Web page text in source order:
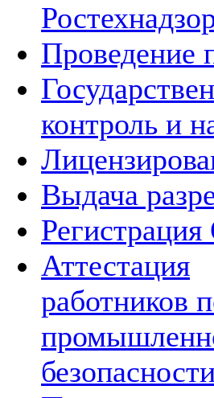
Проведение
контроль и
Выдача
Аттестация
работников